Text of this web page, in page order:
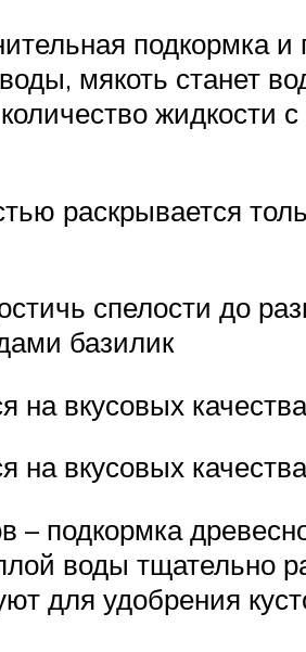
подкормка и
мякоть станет
жидкости
раскрывается
спелости до
базилик
вкусовых
вкусовых
подкормка
воды тщательно
для удобрения